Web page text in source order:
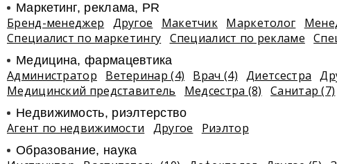
Маркетинг, реклама, PR
Бренд-менеджер Другое Макетчик Маркетолог
Специалист по маркетингу Специалист по рекламе
Медицина, фармацевтика
Администратор Ветеринар (4) Врач (4) Диетсестра
Медицинский представитель
Медсестра (8) Санитар (7)
Недвижимость, риэлтeрство
Агент по недвижимости Другое Риэлтор
Образование, наука